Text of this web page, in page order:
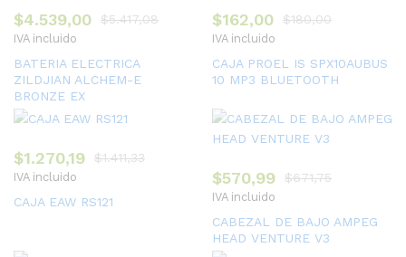
$4.539,00 $5.417,08
IVA incluido
BATERIA ELECTRICA
ZILDJIAN ALCHEM-E
BRONZE EX
$162,00 $180,00
IVA incluido
CAJA PROEL IS SPX10AUBUS
10 MP3 BLUETOOTH
$1.270,19 $1.411,33
IVA incluido
CAJA EAW RS121
$570,99 $671,75
IVA incluido
CABEZAL DE BAJO AMPEG
HEAD VENTURE V3